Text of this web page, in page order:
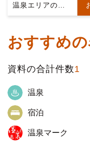
おすすめ
資料の合計件数1
温泉
宿泊
温泉マーク